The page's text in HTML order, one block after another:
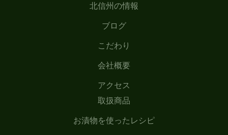
北信州の情報
ブログ
こだわり
会社概要
アクセス
取扱商品
お漬物を使ったレシピ